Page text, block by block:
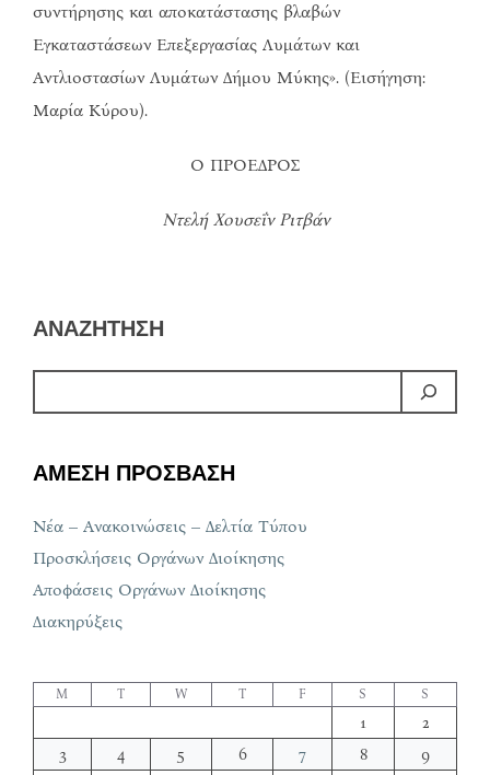
συντήρησης και αποκατάστασης βλαβών
Εγκαταστάσεων Επεξεργασίας Λυμάτων και
Αντλιοστασίων Λυμάτων Δήμου Μύκης». (Εισήγηση:
Μαρία Κύρου).
Ο ΠΡΟΕΔΡΟΣ
Ντελή Χουσεΐν Ριτβάν
ΑΝΑΖΗΤΗΣΗ
ΑΜΕΣΗ ΠΡΟΣΒΑΣΗ
Νέα – Ανακοινώσεις – Δελτία Τύπου
Προσκλήσεις Οργάνων Διοίκησης
Αποφάσεις Οργάνων Διοίκησης
Διακηρύξεις
M T W T F S S
1
2
3
4 5 6 7 8
9